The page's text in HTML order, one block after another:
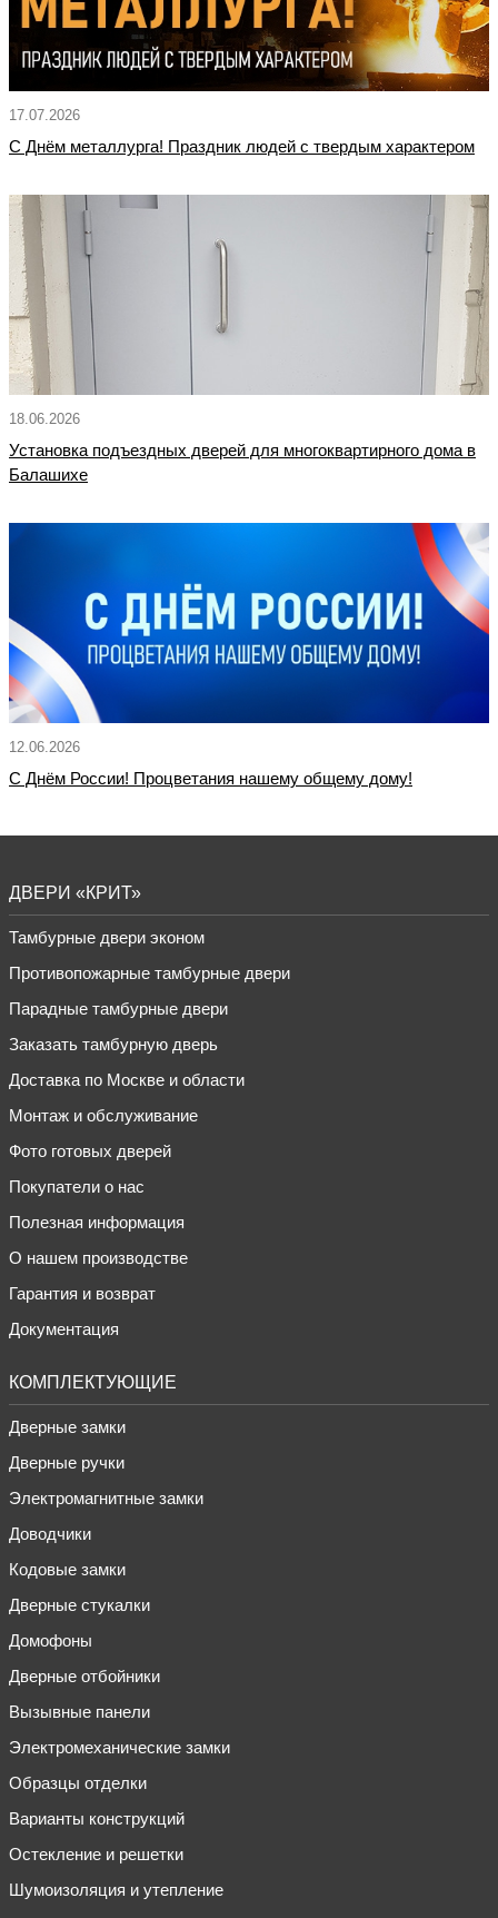
17.07.2026
С Днём металлурга! Праздник людей с твердым характером
18.06.2026
Установка подъездных дверей для многоквартирного дома в
Балашихе
12.06.2026
С Днём России! Процветания нашему общему дому!
ДВЕРИ «КРИТ»
Тамбурные двери эконом
Противопожарные тамбурные двери
Парадные тамбурные двери
Заказать тамбурную дверь
Доставка по Москве и области
Монтаж и обслуживание
Фото готовых дверей
Покупатели о нас
Полезная информация
О нашем производстве
Гарантия и возврат
Документация
КОМПЛЕКТУЮЩИЕ
Дверные замки
Дверные ручки
Электромагнитные замки
Доводчики
Кодовые замки
Дверные стукалки
Домофоны
Дверные отбойники
Вызывные панели
Электромеханические замки
Образцы отделки
Варианты конструкций
Остекление и решетки
Шумоизоляция и утепление